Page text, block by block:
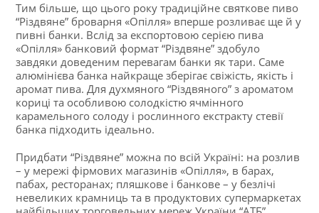
Тим більше, що цього року традиційне святкове пиво
“Різдвяне” броварня «Опілля» вперше розливає ще й у
пивні банки. Вслід за експортовою серією пива
«Опілля» банковий формат “Різдвяне” здобуло
завдяки доведеним перевагам банки як тари. Саме
алюмінієва банка найкраще зберігає свіжість, якість і
аромат пива. Для духмяного “Різдвяного” з ароматом
кориці та особливою солодкістю ячмінного
карамельного солоду і рослинного екстракту стевії
банка підходить ідеально.
Придбати “Різдвяне” можна по всій Україні: на розлив
– у мережі фірмових магазинів «Опілля», в барах,
пабах, ресторанах; пляшкове і банкове – у безлічі
невеликих крамниць та в продуктових супермаркетах